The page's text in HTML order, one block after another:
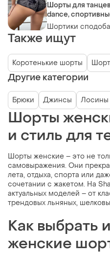
Шорты для
dance,
Шортики
Также ищут
Коротенькие шорты
Другие категории
Брюки Джинсы Лосины
Шорты
и стиль для
Шорты женские – это не
самовыражения. Они
лета, отдыха, спорта или
сочетании с жакетом. На
актуальных моделей – от
трендовых льняных,
Как выбрать
женские